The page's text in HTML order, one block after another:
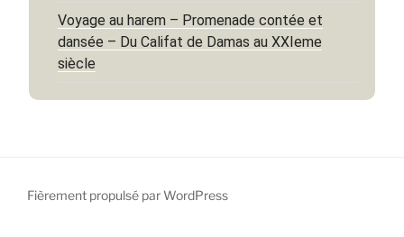
Voyage au harem – Promenade contée et
dansée – Du Califat de Damas au XXIeme
siècle
Fièrement propulsé par WordPress